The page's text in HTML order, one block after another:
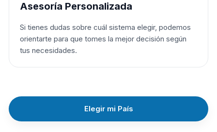
Asesoría Personalizada
Si tienes dudas sobre cuál sistema elegir, podemos
orientarte para que tomes la mejor decisión según
tus necesidades.
Elegir mi País